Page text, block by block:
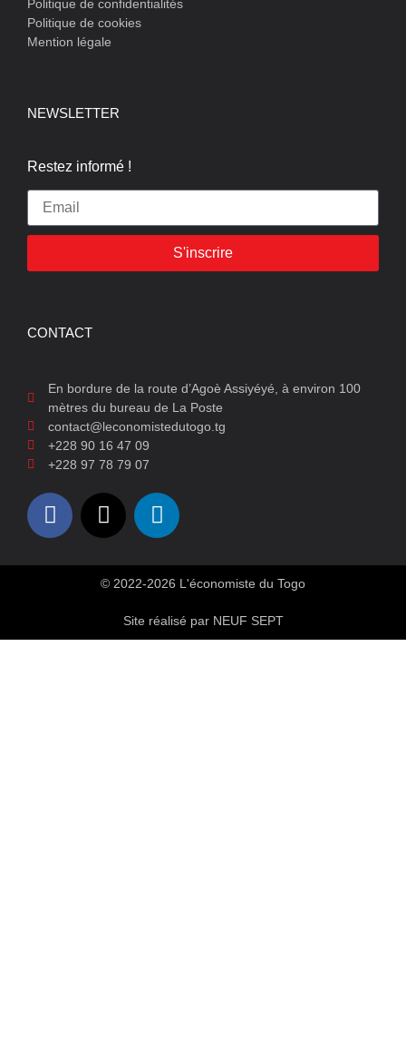
Politique de confidentialités
Politique de cookies
Mention légale
NEWSLETTER
Restez informé !
S'inscrire
CONTACT
En bordure de la route d’Agoè Assiyéyé, à environ 100
mètres du bureau de La Poste
contact@leconomistedutogo.tg
+228 90 16 47 09
+228 97 78 79 07
© 2022-2026 L'économiste du Togo
Site réalisé par NEUF SEPT